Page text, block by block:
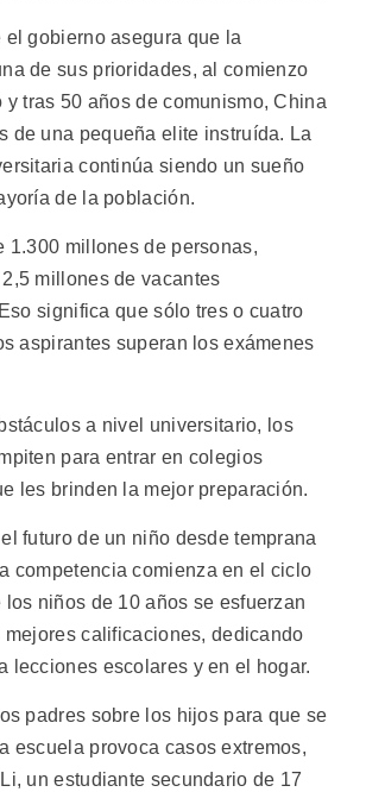
el gobierno asegura que la
de sus prioridades, al comienzo
tras 50 años de comunismo, China
de una pequeña elite instruída. La
continúa siendo un sueño
de la población.
1.300 millones de personas,
millones de vacantes
significa que sólo tres o cuatro
aspirantes superan los exámenes
a nivel universitario, los
para entrar en colegios
les brinden la mejor preparación.
futuro de un niño desde temprana
competencia comienza en el ciclo
los niños de 10 años se esfuerzan
mejores calificaciones, dedicando
lecciones escolares y en el hogar.
padres sobre los hijos para que se
escuela provoca casos extremos,
un estudiante secundario de 17